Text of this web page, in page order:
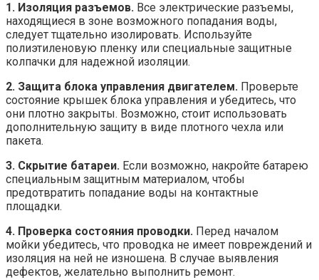
1. Изоляция разъемов. Все электрические разъемы,
находящиеся в зоне возможного попадания воды,
следует тщательно изолировать. Используйте
полиэтиленовую пленку или специальные защитные
колпачки для надежной изоляции.
2. Защита блока управления двигателем. Проверьте
состояние крышек блока управления и убедитесь, что
они плотно закрыты. Возможно, стоит использовать
дополнительную защиту в виде плотного чехла или
пакета.
3. Скрытие батареи. Если возможно, накройте батарею
специальным защитным материалом, чтобы
предотвратить попадание воды на контактные
площадки.
4. Проверка состояния проводки. Перед началом
мойки убедитесь, что проводка не имеет повреждений и
изоляция на ней не изношена. В случае выявления
дефектов, желательно выполнить ремонт.